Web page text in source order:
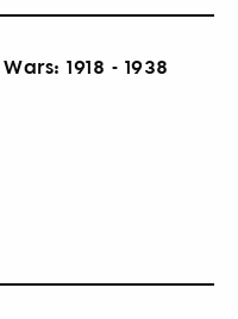
1918 - 1938